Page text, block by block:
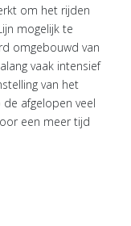
om het rijden
mogelijk te
omgebouwd van
vaak intensief
van het
afgelopen veel
een meer tijd